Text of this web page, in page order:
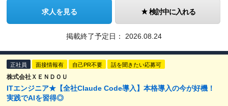
求人を見る 検討中に入れる
掲載終了予定日： 2026.08.24
正社員 面接情報有 自己PR不要 話を聞きたい応募可
株式会社ＸＥＮＤＯＵ
ITエンジニア★【全社Claude Code導入】本格導入の今が好機！
実践でAIを習得◎